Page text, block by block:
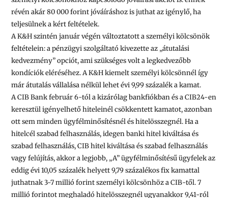
révén akár80 000forint jóváíráshoz is juthat az igénylő, ha
teljesülnek a kért feltételek.
AK&Hszintén január végén változtatott a személyi kölcsönök
feltételein: a pénzügyi szolgáltató kivezette az „átutalási
kedvezmény” opciót, ami szükséges volt a legkedvezőbb
kondíciók eléréséhez. A K&H kiemelt személyi kölcsönnél így
már átutalás vállalása nélkül lehet évi 9,99 százalék a kamat.
ACIB Bankfebruár 6-tól a kizárólag bankfiókban és a CIB24-en
keresztül igényelhető hiteleinél csökkentett kamatot, azonban
ott sem minden ügyfélminősítésnél és hitelösszegnél. Ha a
hitelcél szabad felhasználás, idegen banki hitel kiváltása és
szabad felhasználás, CIB hitel kiváltása és szabad felhasználás
vagy felújítás, akkor a legjobb, „A” ügyfélminősítésű ügyfelek az
eddig évi 10,05 százalék helyett 9,79 százalékos fix kamattal
juthatnak3-7 millióforint személyi kölcsönhöz a CIB-től.7
millióforintot meghaladó hitelösszegnél ugyanakkor 9,41-ról